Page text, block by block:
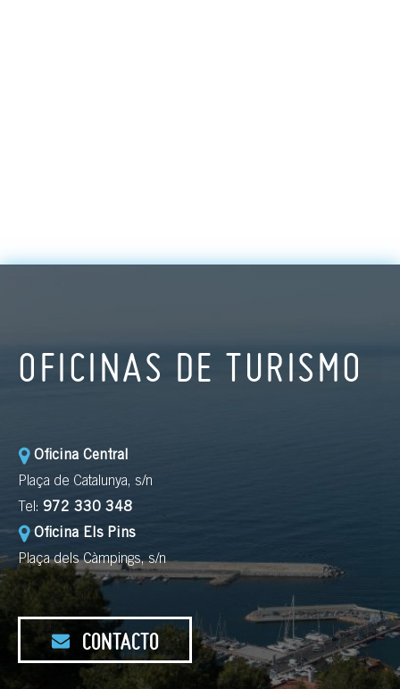
OFICINAS DE TURISMO
Oficina Central
Plaça de Catalunya, s/n
Tel: 972 330 348
Oficina Els Pins
Plaça dels Càmpings, s/n
CONTACTO